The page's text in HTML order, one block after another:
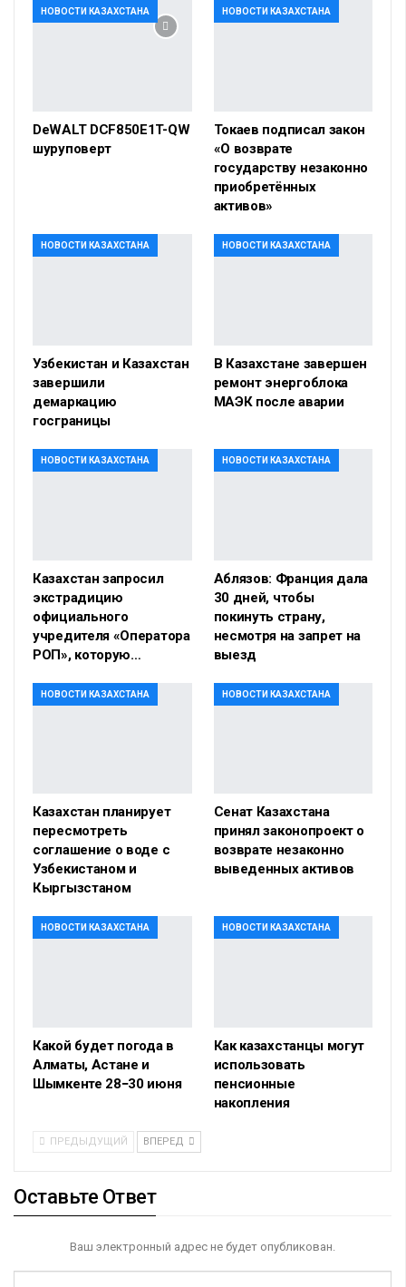
НОВОСТИ КАЗАХСТАНА
DeWALT DCF850E1T-QW
шуруповерт
НОВОСТИ КАЗАХСТАНА
Токаев подписал закон
«О возврате
государству незаконно
приобретённых
активов»
НОВОСТИ КАЗАХСТАНА
Узбекистан и Казахстан
завершили
демаркацию
госграницы
НОВОСТИ КАЗАХСТАНА
В Казахстане завершен
ремонт энергоблока
МАЭК после аварии
НОВОСТИ КАЗАХСТАНА
Казахстан запросил
экстрадицию
официального
учредителя «Оператора
РОП», которую…
НОВОСТИ КАЗАХСТАНА
Аблязов: Франция дала
30 дней, чтобы
покинуть страну,
несмотря на запрет на
выезд
НОВОСТИ КАЗАХСТАНА
Казахстан планирует
пересмотреть
соглашение о воде с
Узбекистаном и
Кыргызстаном
НОВОСТИ КАЗАХСТАНА
Сенат Казахстана
принял законопроект о
возврате незаконно
выведенных активов
НОВОСТИ КАЗАХСТАНА
Какой будет погода в
Алматы, Астане и
Шымкенте 28−30 июня
НОВОСТИ КАЗАХСТАНА
Как казахстанцы могут
использовать
пенсионные
накопления
ПРЕДЫДУЩИЙ ВПЕРЕД
Оставьте Ответ
Ваш электронный адрес не будет опубликован.